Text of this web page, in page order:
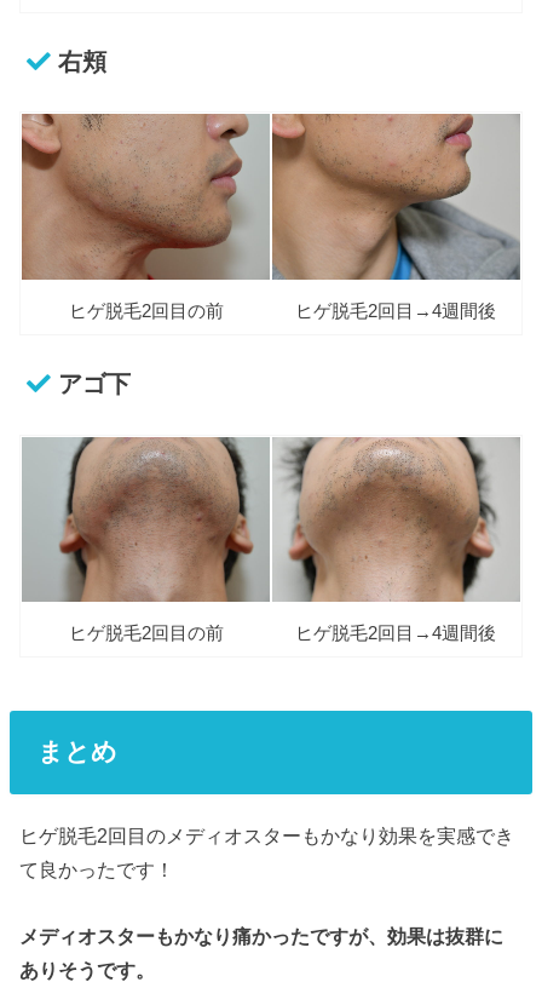
右頬
ヒゲ脱毛2回目の前 ヒゲ脱毛2回目→4週間後
アゴ下
ヒゲ脱毛2回目の前 ヒゲ脱毛2回目→4週間後
まとめ
ヒゲ脱毛2回目のメディオスターもかなり効果を実感でき
て良かったです！
メディオスターもかなり痛かったですが、効果は抜群に
ありそうです。